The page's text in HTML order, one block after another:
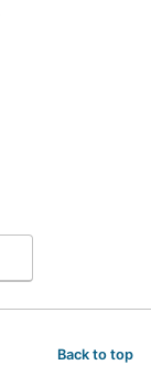
Back to top